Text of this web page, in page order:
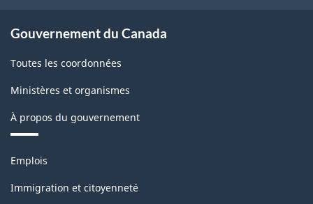
Gouvernement du Canada
Toutes les coordonnées
Ministères et organismes
À propos du gouvernement
Thèmes
sujets
Emplois
Immigration et citoyenneté